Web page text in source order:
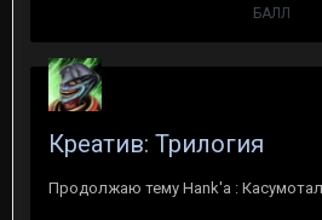
БАЛЛ
Креатив: Трилогия
Продолжаю тему Hank'a :